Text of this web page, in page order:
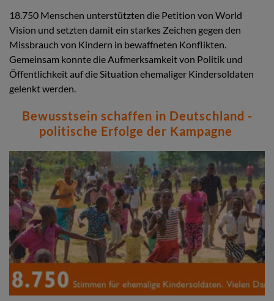
18.750 Menschen unterstützten die Petition von World
Vision und setzten damit ein starkes Zeichen gegen den
Missbrauch von Kindern in bewaffneten Konflikten.
Gemeinsam konnte die Aufmerksamkeit von Politik und
Öffentlichkeit auf die Situation ehemaliger Kindersoldaten
gelenkt werden.
Bewusstsein schaffen in Deutschland -
politische Erfolge der Kampagne